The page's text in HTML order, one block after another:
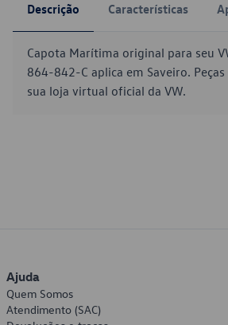
Descrição Características
Capota Marítima original para seu
864-842-C aplica em Saveiro.
sua loja virtual oficial da VW.
Ajuda
Quem Somos
Atendimento (SAC)